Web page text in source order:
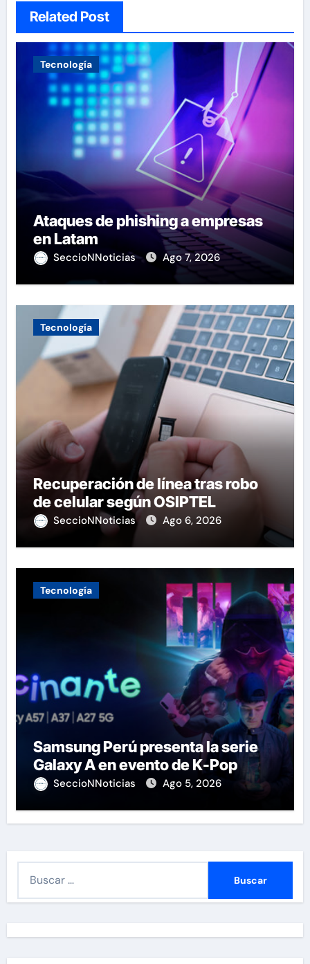
Related Post
Tecnología
Ataques de phishing a empresas
en Latam
SeccioNNoticias Ago 7, 2026
Tecnología
Recuperación de línea tras robo
de celular según OSIPTEL
SeccioNNoticias Ago 6, 2026
Tecnología
Samsung Perú presenta la serie
Galaxy A en evento de K-Pop
SeccioNNoticias Ago 5, 2026